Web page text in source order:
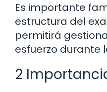
Es importante
estructura del
permitirá
esfuerzo durante
2